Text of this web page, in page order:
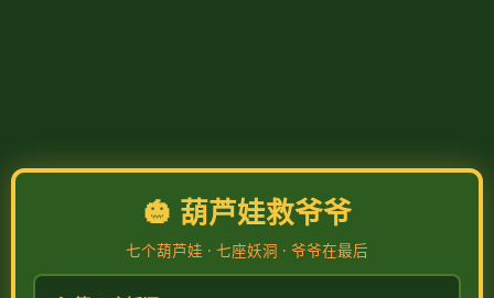
🎃 葫芦娃救爷爷
七个葫芦娃 · 七座妖洞 · 爷爷在最后